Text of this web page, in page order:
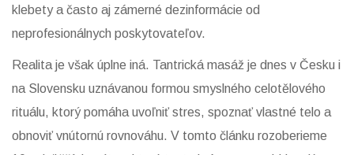
klebety a často aj zámerné dezinformácie od
neprofesionálnych poskytovateľov.
Realita je však úplne iná. Tantrická masáž je dnes v Česku i
na Slovensku uznávanou formou smyslného celotělového
rituálu, ktorý pomáha uvoľniť stres, spoznať vlastné telo a
obnoviť vnútornú rovnováhu. V tomto článku rozoberieme